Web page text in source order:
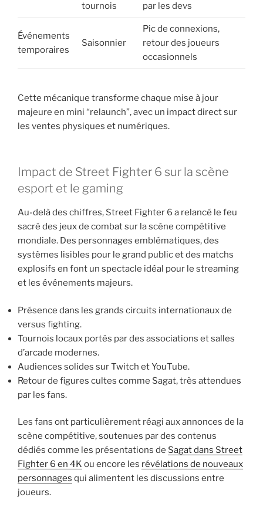
tournois
par les devs
Événements
temporaires
Saisonnier
Pic de connexions,
retour des joueurs
occasionnels
Cette mécanique transforme chaque mise à jour
majeure en mini “relaunch”, avec un impact direct sur
les ventes physiques et numériques.
Impact de Street Fighter 6 sur la scène
esport et le gaming
Au-delà des chiffres, Street Fighter 6 a relancé le feu
sacré des jeux de combat sur la scène compétitive
mondiale. Des personnages emblématiques, des
systèmes lisibles pour le grand public et des matchs
explosifs en font un spectacle idéal pour le streaming
et les événements majeurs.
Présence dans les grands circuits internationaux de
versus fighting.
Tournois locaux portés par des associations et salles
d’arcade modernes.
Audiences solides sur Twitch et YouTube.
Retour de figures cultes comme Sagat, très attendues
par les fans.
Les fans ont particulièrement réagi aux annonces de la
scène compétitive, soutenues par des contenus
dédiés comme les présentations de Sagat dans Street
Fighter 6 en 4K ou encore les révélations de nouveaux
personnages qui alimentent les discussions entre
joueurs.